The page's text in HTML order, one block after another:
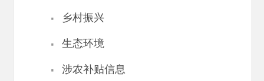
· 乡村振兴
· 生态环境
· 涉农补贴信息